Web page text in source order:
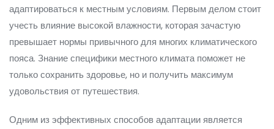
адаптироваться к местным условиям. Первым делом стоит
учесть влияние высокой влажности, которая зачастую
превышает нормы привычного для многих климатического
пояса. Знание специфики местного климата поможет не
только сохранить здоровье, но и получить максимум
удовольствия от путешествия.
Одним из эффективных способов адаптации является